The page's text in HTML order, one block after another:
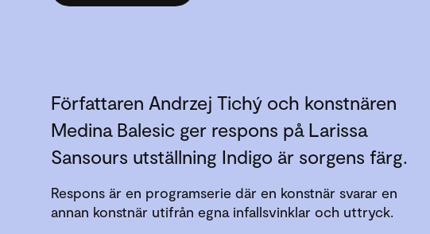
Författaren Andrzej Tichý och konstnären
Medina Balesic ger respons på Larissa
Sansours utställning Indigo är sorgens färg.
Respons är en programserie där en konstnär svarar en
annan konstnär utifrån egna infallsvinklar och uttryck.